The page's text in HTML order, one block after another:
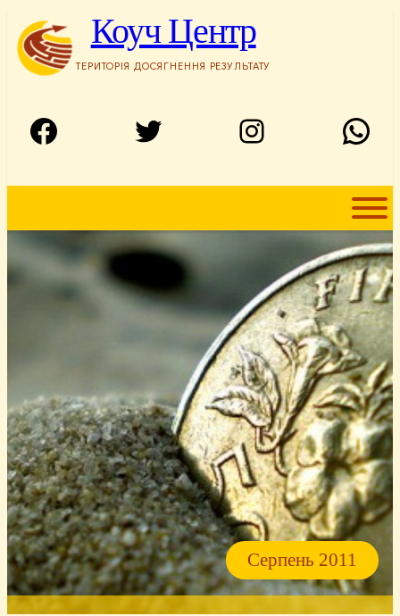
до
вмісту
Коуч Центр
ТЕРИТОРІЯ ДОСЯГНЕННЯ РЕЗУЛЬТАТУ
Facebook Twitter Instagram WhatsApp
Серпень 2011